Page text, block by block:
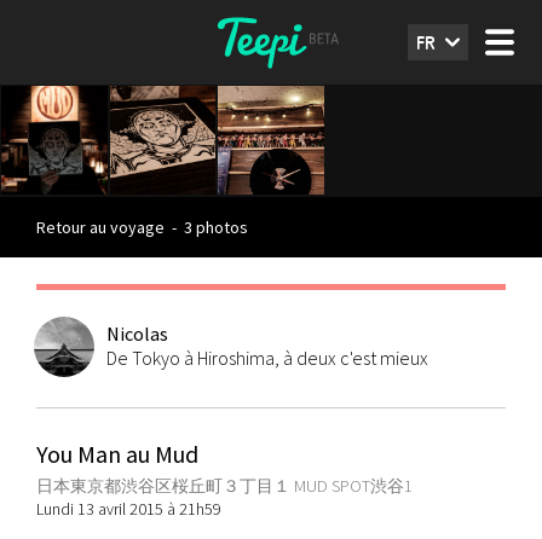
FR
Retour au voyage - 3 photos
Nicolas
De Tokyo à Hiroshima, à deux c'est mieux
You Man au Mud
日本東京都渋谷区桜丘町３丁目１ MUD SPOT渋谷1
Lundi 13 avril 2015 à 21h59